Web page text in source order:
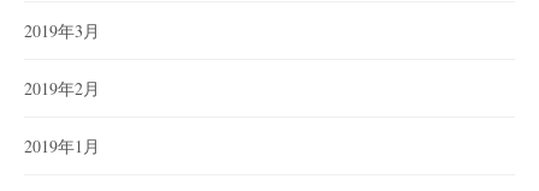
2019年3月
2019年2月
2019年1月